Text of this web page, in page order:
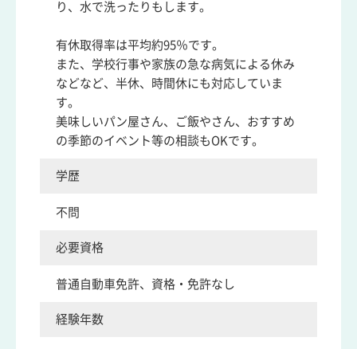
り、水で洗ったりもします。
有休取得率は平均約95％です。
また、学校行事や家族の急な病気による休み
などなど、半休、時間休にも対応していま
す。
美味しいパン屋さん、ご飯やさん、おすすめ
の季節のイベント等の相談もOKです。
学歴
不問
必要資格
普通自動車免許、資格・免許なし
経験年数